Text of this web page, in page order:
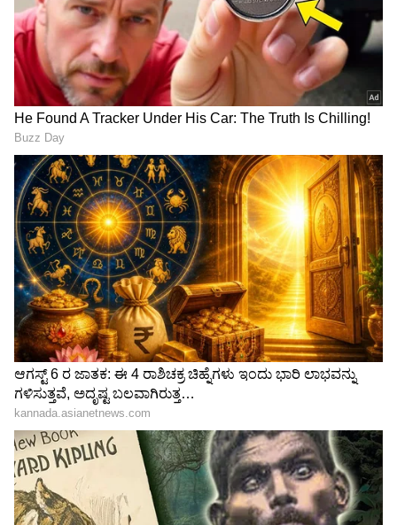
Related Articles
ರಜನಿಕಾಂತ್‌ಗೆ ಹೊಡೆಯಬೇಕಾ? ಆ ಚಾನ್ಸೇ ಬೇಡ
ಎಂದಿದ್ದ ಖುಷ್ಬೂ! ಅದು ಯಾವ ಸಿನಿಮಾ?
ರವಿ ಮೋಹನ್ ‘ಇಡ್ಲಿ ನಟಿ’ ಹೇಳಿಕೆಗೆ ಖುಷ್ಬೂ ಪ್ರತಿಕ್ರಿಯೆ:
ವೈರಲ್ ಆಯ್ತು ಪೋಸ್ಟ್
3
4